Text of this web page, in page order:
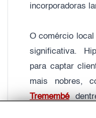
incorporadoras
O comércio
significativa.
para captar
mais nobres,
Tremembé